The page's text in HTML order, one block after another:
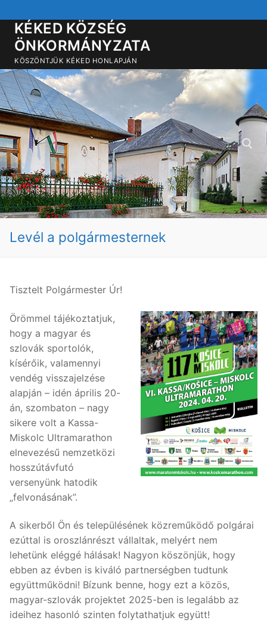
a
tartalomra
KÉKED KÖZSÉG
ÖNKORMÁNYZATA
KÖSZÖNTJÜK KÉKED HONLAPJÁN
Keresése:
Levél a polgármesternek
Tisztelt Polgármester Úr!
Örömmel tájékoztatjuk,
hogy a magyar és
szlovák sportolók,
kísérőik, valamennyi
vendég visszajelzése
alapján – idén április 20-
án, szombaton – nagy
sikere volt a Kassa-
Miskolc Ultramarathon
elnevezésű nemzetközi
hosszútávfutó
versenyünk hatodik
„felvonásának”.
A sikerből Ön és településének közreműködő polgárai
ezúttal is oroszlánrészt vállaltak, melyért nem
lehetünk eléggé hálásak! Nagyon köszönjük, hogy
ebben az évben is kiváló partnerségben tudtunk
együttműködni! Bízunk benne, hogy ezt a közös,
magyar-szlovák projektet 2025-ben is legalább az
ideihez hasonló szinten folytathatjuk együtt!